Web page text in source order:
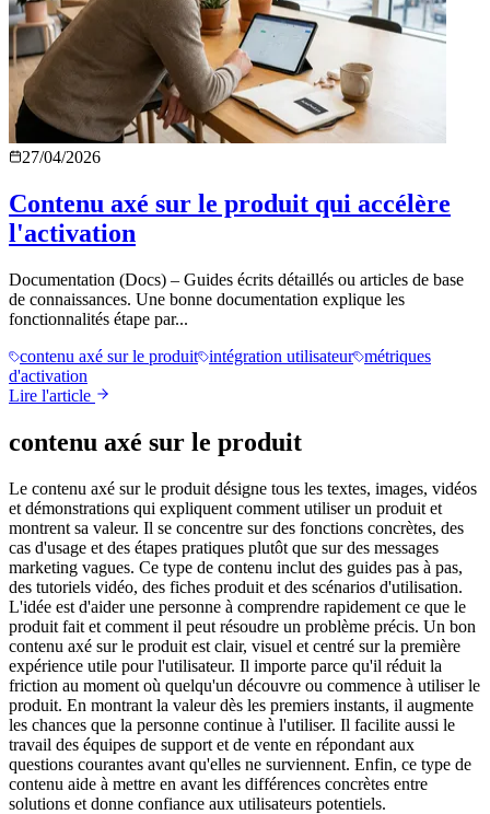
27/04/2026
Contenu axé sur le produit qui accélère
l'activation
Documentation (Docs) – Guides écrits détaillés ou articles de base
de connaissances. Une bonne documentation explique les
fonctionnalités étape par...
contenu axé sur le produit intégration utilisateur métriques
d'activation
Lire l'article
contenu axé sur le produit
Le contenu axé sur le produit désigne tous les textes, images, vidéos
et démonstrations qui expliquent comment utiliser un produit et
montrent sa valeur. Il se concentre sur des fonctions concrètes, des
cas d'usage et des étapes pratiques plutôt que sur des messages
marketing vagues. Ce type de contenu inclut des guides pas à pas,
des tutoriels vidéo, des fiches produit et des scénarios d'utilisation.
L'idée est d'aider une personne à comprendre rapidement ce que le
produit fait et comment il peut résoudre un problème précis. Un bon
contenu axé sur le produit est clair, visuel et centré sur la première
expérience utile pour l'utilisateur. Il importe parce qu'il réduit la
friction au moment où quelqu'un découvre ou commence à utiliser le
produit. En montrant la valeur dès les premiers instants, il augmente
les chances que la personne continue à l'utiliser. Il facilite aussi le
travail des équipes de support et de vente en répondant aux
questions courantes avant qu'elles ne surviennent. Enfin, ce type de
contenu aide à mettre en avant les différences concrètes entre
solutions et donne confiance aux utilisateurs potentiels.